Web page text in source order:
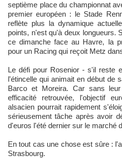
septième place du championnat
premier européen : le Stade
reflète plus la dynamique
points, n'est qu'à deux longueurs.
ce dimanche face au Havre, la
pour un Racing qui reçoit Metz
Le défi pour Rosenior - s'il reste
l'étincelle qui animait en début de
Barco et Moreira. Car sans
efficacité retrouvée, l'objectif
alsacien pourrait rapidement
sérieusement tâche après avoir
d'euros l'été dernier sur le marché
En tout cas une chose est sûre :
Strasbourg.